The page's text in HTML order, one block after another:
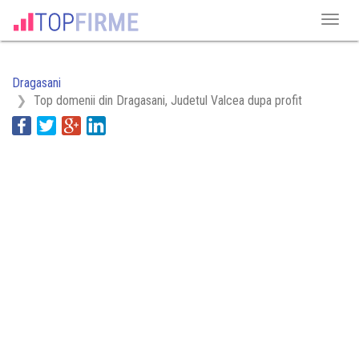
Dragasani
Top domenii din Dragasani, Judetul Valcea dupa profit